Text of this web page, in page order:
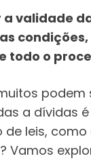
validade
todo o
podem
a dívidas
de leis, como
Vamos